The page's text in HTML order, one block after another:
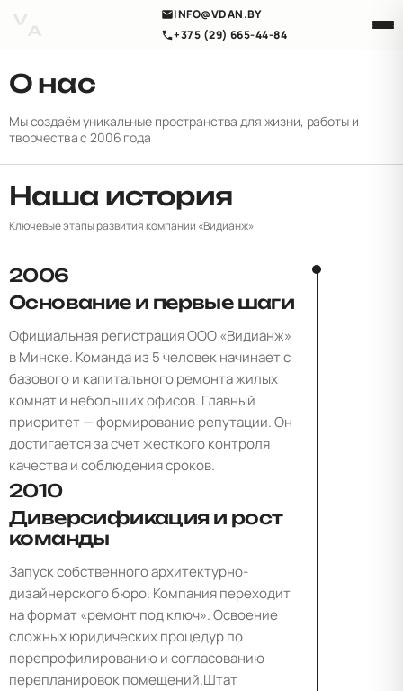
INFO@VDAN.BY
+375 (29) 665-44-84
О нас
Мы создаём уникальные пространства для жизни, работы и
творчества с 2006 года
Наша история
Ключевые этапы развития компании «Видианж»
2006
Основание и первые шаги
Официальная регистрация ООО «Видианж»
в Минске. Команда из 5 человек начинает с
базового и капитального ремонта жилых
комнат и небольших офисов. Главный
приоритет — формирование репутации. Он
достигается за счет жесткого контроля
качества и соблюдения сроков.
2010
Диверсификация и рост
команды
Запуск собственного архитектурно-
дизайнерского бюро. Компания переходит
на формат «ремонт под ключ». Освоение
сложных юридических процедур по
перепрофилированию и согласованию
перепланировок помещений.Штат